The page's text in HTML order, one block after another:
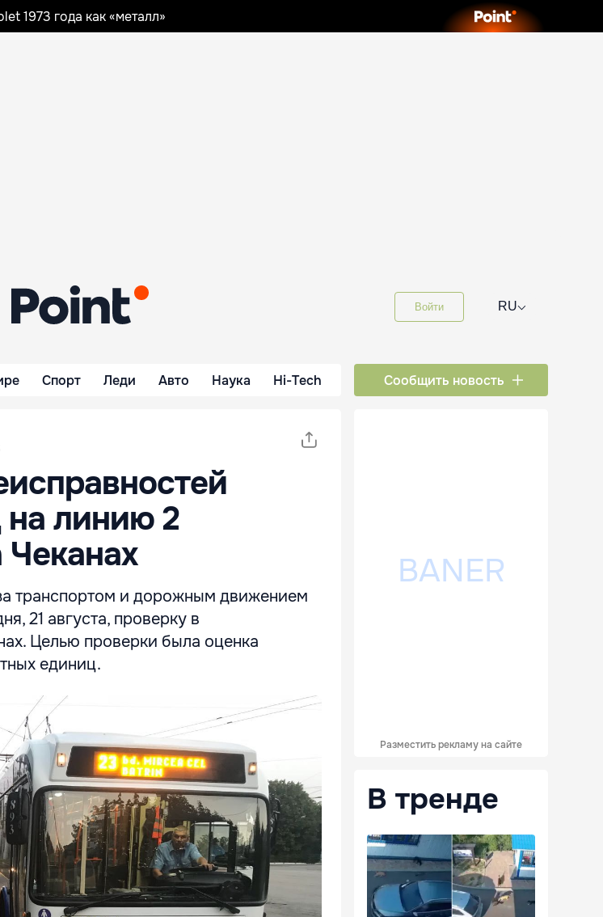
1973 года как «металл»
Войти RU⌵
Спорт Леди Авто Наука Hi-Tech Сообщить новость
на линию 2
транспортом и дорожным движением
21 августа, проверку в
Целью проверки была оценка
единиц.
Разместить рекламу на сайте
В тренде